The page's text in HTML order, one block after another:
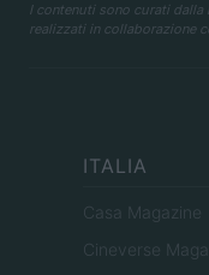
I contenuti sono curati
realizzati in collaborazione
ITALIA
Casa Magazine
Cineverse